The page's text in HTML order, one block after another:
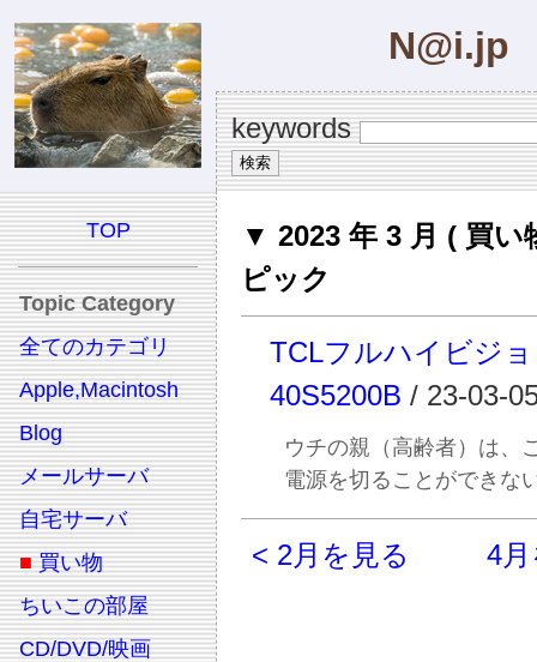
N@i.jp
keywords
TOP
Topic Category
全てのカテゴリ
Apple,Macintosh
Blog
メールサーバ
自宅サーバ
■ 買い物
ちいこの部屋
CD/DVD/映画
▼ 2023 年 3 月 ( 買い
ピック
TCLフルハイビジ
40S5200B / 23-03-
ウチの親（高齢者）は、
電源を切ることができな
< 2月を見る 4